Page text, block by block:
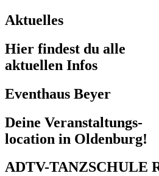
Aktuelles
Hier findest du alle
aktuellen Infos
Eventhaus Beyer
Deine Veranstaltungs-
location in Oldenburg!
ADTV-TANZSCHULE